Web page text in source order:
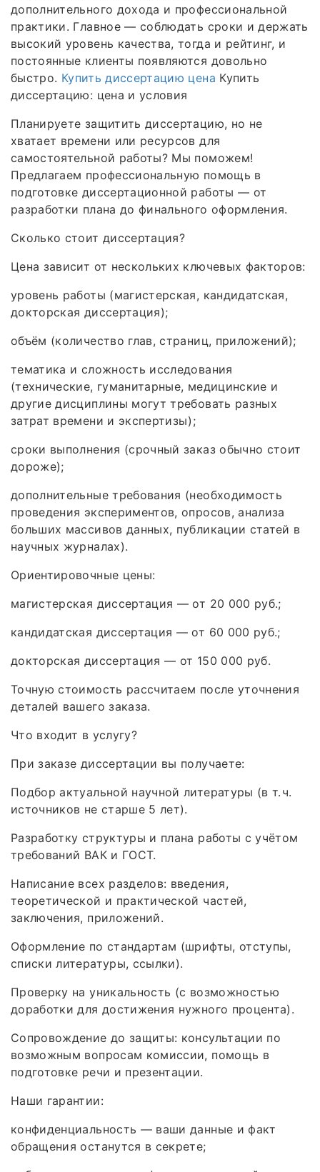
дополнительного дохода и профессиональной
практики. Главное — соблюдать сроки и держать
высокий уровень качества, тогда и рейтинг, и
постоянные клиенты появляются довольно
быстро. Купить диссертацию цена Купить
диссертацию: цена и условия
Планируете защитить диссертацию, но не
хватает времени или ресурсов для
самостоятельной работы? Мы поможем!
Предлагаем профессиональную помощь в
подготовке диссертационной работы — от
разработки плана до финального оформления.
Сколько стоит диссертация?
Цена зависит от нескольких ключевых факторов:
уровень работы (магистерская, кандидатская,
докторская диссертация);
объём (количество глав, страниц, приложений);
тематика и сложность исследования
(технические, гуманитарные, медицинские и
другие дисциплины могут требовать разных
затрат времени и экспертизы);
сроки выполнения (срочный заказ обычно стоит
дороже);
дополнительные требования (необходимость
проведения экспериментов, опросов, анализа
больших массивов данных, публикации статей в
научных журналах).
Ориентировочные цены:
магистерская диссертация — от 20 000 руб.;
кандидатская диссертация — от 60 000 руб.;
докторская диссертация — от 150 000 руб.
Точную стоимость рассчитаем после уточнения
деталей вашего заказа.
Что входит в услугу?
При заказе диссертации вы получаете:
Подбор актуальной научной литературы (в т. ч.
источников не старше 5 лет).
Разработку структуры и плана работы с учётом
требований ВАК и ГОСТ.
Написание всех разделов: введения,
теоретической и практической частей,
заключения, приложений.
Оформление по стандартам (шрифты, отступы,
списки литературы, ссылки).
Проверку на уникальность (с возможностью
доработки для достижения нужного процента).
Сопровождение до защиты: консультации по
возможным вопросам комиссии, помощь в
подготовке речи и презентации.
Наши гарантии:
конфиденциальность — ваши данные и факт
обращения останутся в секрете;